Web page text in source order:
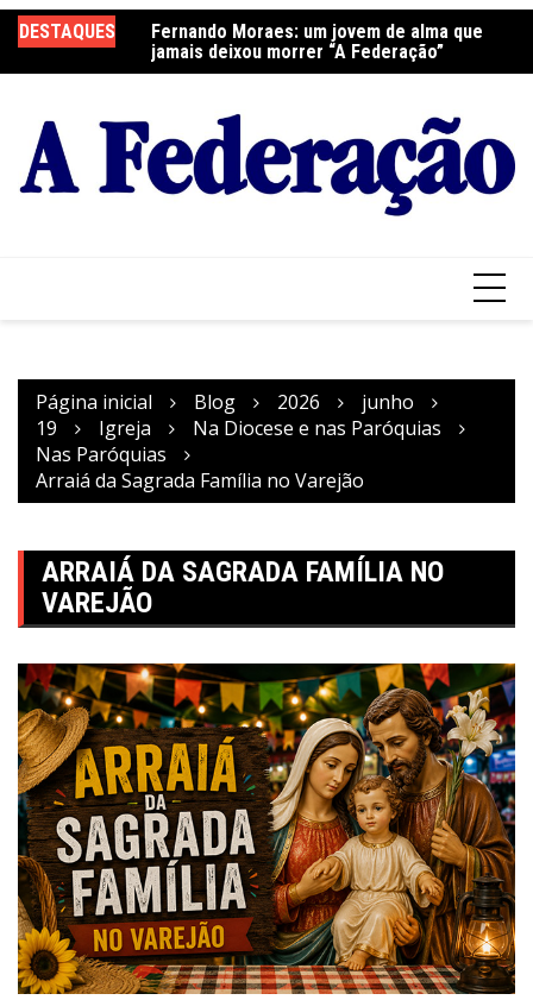
para
o
DESTAQUES
Fernando Moraes: um jovem de alma que
jamais deixou morrer “A Federação”
Curso Oração e Vida na Paróquia São José
Página inicial Blog 2026
junho
19
Igreja
Na Diocese e nas Paróquias
Nas Paróquias
Arraiá da Sagrada Família no Varejão
ARRAIÁ DA SAGRADA FAMÍLIA NO
VAREJÃO